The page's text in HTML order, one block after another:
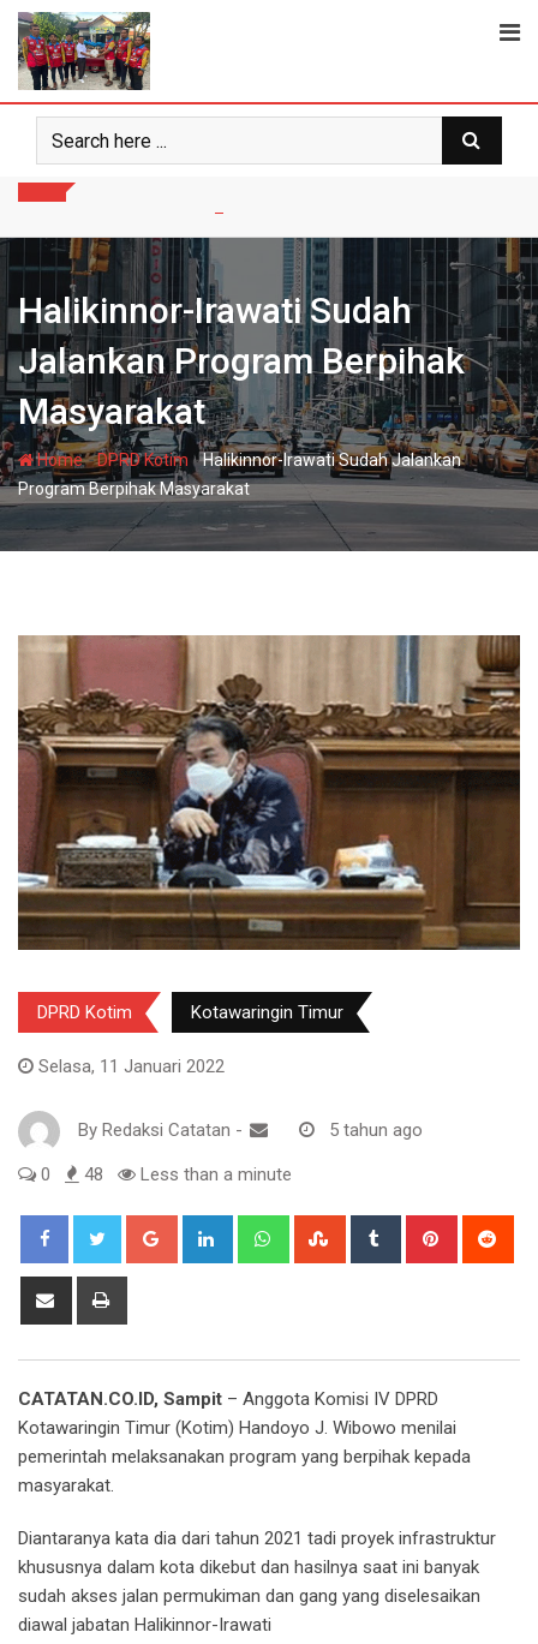
Skip
content
Halikinnor-Irawati Sudah
Jalankan Program Berpihak
Masyarakat
Home-DPRD Kotim -Halikinnor-Irawati Sudah Jalankan
Program Berpihak Masyarakat
DPRD Kotim Kotawaringin Timur
Selasa, 11 Januari 2022
By Redaksi Catatan - 5 tahun ago
0 48 Less than a minute
Google+ LinkedIn WhatsappStumbleUpon
Tumblr Pinterest
Share
CATATAN.CO.ID, Sampit – Anggota Komisi IV DPRD
Kotawaringin Timur (Kotim) Handoyo J. Wibowo menilai
pemerintah melaksanakan program yang berpihak kepada
masyarakat.
Diantaranya kata dia dari tahun 2021 tadi proyek infrastruktur
khususnya dalam kota dikebut dan hasilnya saat ini banyak
sudah akses jalan permukiman dan gang yang diselesaikan
diawal jabatan Halikinnor-Irawati